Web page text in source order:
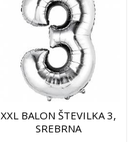
XXL BALON ŠTEVILKA 3,
SREBRNA